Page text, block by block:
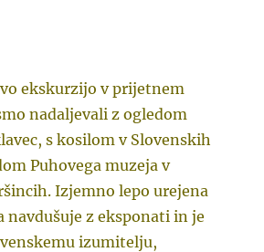
ekskurzijo v prijetnem
nadaljevali z ogledom
s kosilom v Slovenskih
Puhovega muzeja v
Izjemno lepo urejena
navdušuje z eksponati in je
izumitelju,